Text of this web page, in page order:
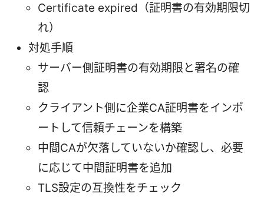
Certificate expired（証明書の有効期限切
れ）
対処手順
サーバー側証明書の有効期限と署名の確
認
クライアント側に企業CA証明書をインポ
ートして信頼チェーンを構築
中間CAが欠落していないか確認し、必要
に応じて中間証明書を追加
TLS設定の互換性をチェック